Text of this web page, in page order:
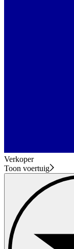
Verkoper
Toon voertuig